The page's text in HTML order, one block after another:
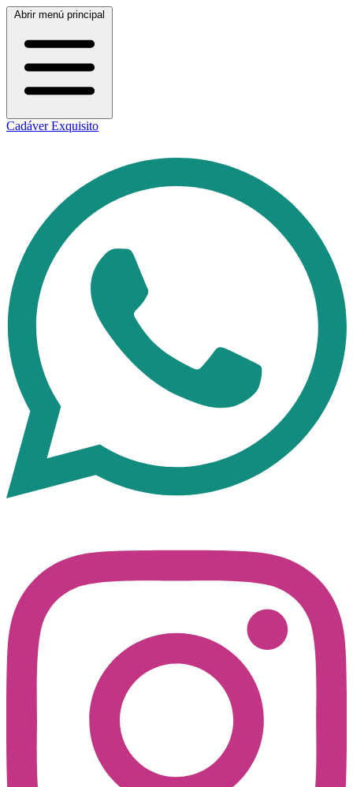
Abrir menú principal
Cadáver Exquisito